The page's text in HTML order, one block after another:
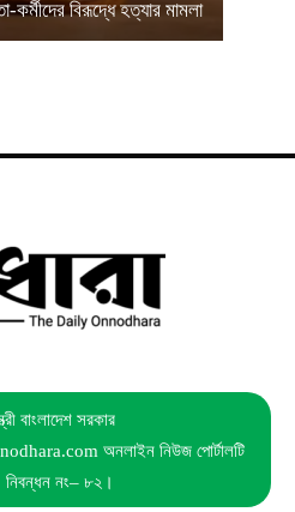
কর্মীদের বিরূদ্ধে হত্যার মামলা
বাংলাদেশ সরকার
অনলাইন নিউজ পোর্টালটি
নিবন্ধন নং– ৮২।